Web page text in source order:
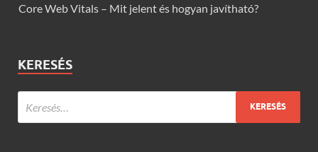
Core Web Vitals – Mit jelent és hogyan javítható?
KERESÉS